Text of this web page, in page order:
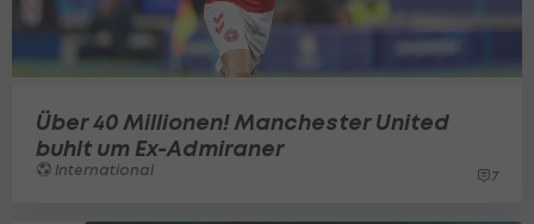
Über 40 Millionen! Manchester United
buhlt um Ex-Admiraner
International 7